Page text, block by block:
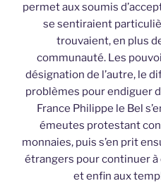
permet aux soumis
se sentiraient
trouvaient, en plus
communauté. Les
désignation de l’autre, le
problèmes pour endiguer
France Philippe le Bel
émeutes protestant
monnaies, puis s’en prit
étrangers pour continuer
et enfin aux